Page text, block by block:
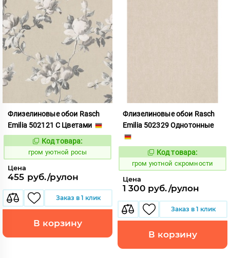
Флизелиновые обои Rasch
Emilia 502121 С Цветами
357582
Код товара:
гром уютной росы
Цена
455 руб./рулон
Заказ в 1 клик
В корзину
Флизелиновые обои Rasch
Emilia 502329 Однотонные
357593
Код товара:
гром уютной скромности
Цена
1 300 руб./рулон
Заказ в 1 клик
В корзину